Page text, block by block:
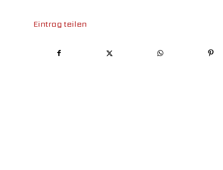
Eintrag teilen